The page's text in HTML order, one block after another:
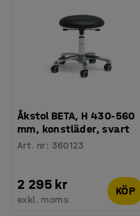
Åkstol BETA, H 430-560
mm, konstläder, svart
Art. nr: 360123
2 295 kr
exkl. moms
KÖP